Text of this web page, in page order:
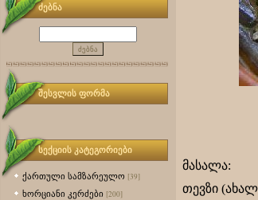
ძებნა
შესვლის ფორმა
სექციის კატეგორიები
ქართული სამზარეულო [39]
ხორციანი კერძები [200]
მასალა:
თევზი